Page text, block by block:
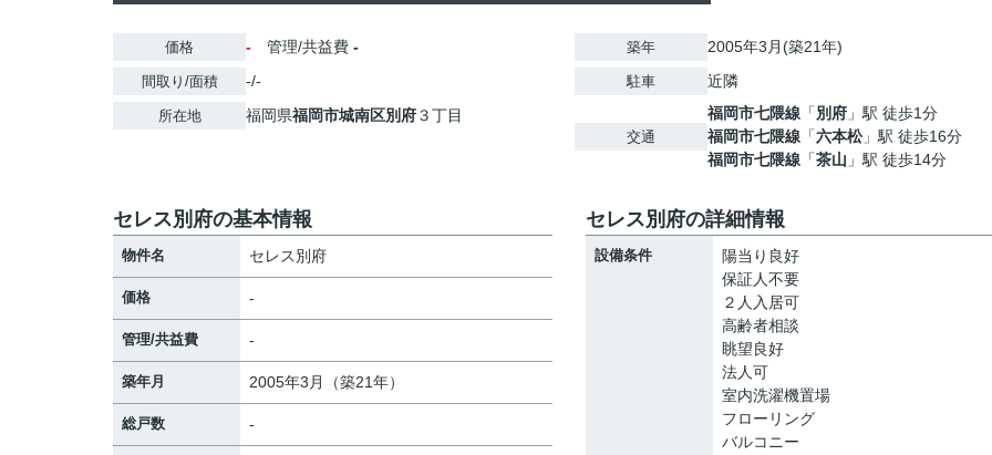
価格 - 管理/共益費 -
間取り/面積 -/-
所在地 福岡県福岡市城南区別府３丁目
築年 2005年3月(築21年)
駐車 近隣
交通
福岡市七隈線 「別府 」駅 徒歩1分
福岡市七隈線 「六本松」駅 徒歩16分
福岡市七隈線 「茶山 」駅 徒歩14分
セレス別府の基本情報
物件名 セレス別府
価格 -
管理/共益費 -
築年月 2005年3月（築21年）
総戸数 -
セレス別府の詳細情報
設備条件
陽当り良好
保証人不要
２人入居可
高齢者相談
眺望良好
法人可
室内洗濯機置場
フローリング
バルコニー